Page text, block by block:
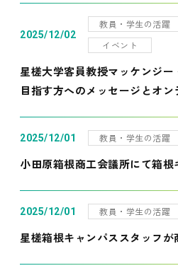
2025/12/02
教員・学生の活躍
イベント
星槎大学客員教授マッケンジ
目指す方へのメッセージとオ
2025/12/01 教員・学生の活躍
小田原箱根商工会議所にて箱
2025/12/01 教員・学生の活躍
星槎箱根キャンパススタッフ